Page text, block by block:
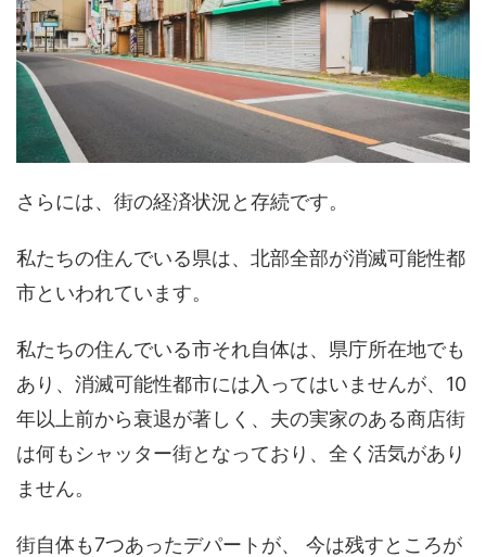
さらには、街の経済状況と存続です。
私たちの住んでいる県は、北部全部が消滅可能性都
市といわれています。
私たちの住んでいる市それ自体は、県庁所在地でも
あり、消滅可能性都市には入ってはいませんが、10
年以上前から衰退が著しく、夫の実家のある商店街
は何もシャッター街となっており、全く活気があり
ません。
街自体も7つあったデパートが、 今は残すところが